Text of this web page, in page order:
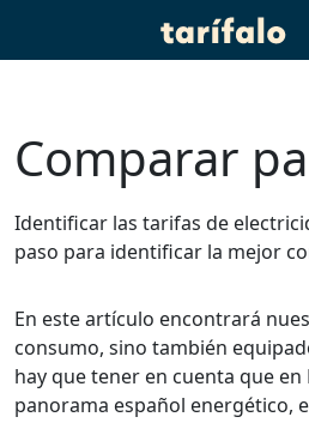
Comparar
Identificar las tarifas de
paso para identificar la mejor
En este artículo encontrará
consumo, sino también
hay que tener en cuenta que
panorama español energético,